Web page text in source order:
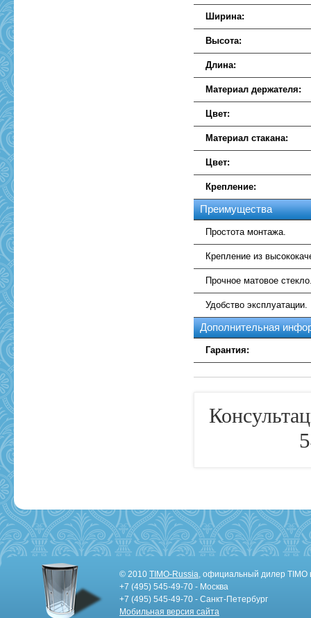
Ширина:
Высота:
Длина:
Материал держателя:
Цвет:
Материал стакана:
Цвет:
Крепление:
Преимущества
Простота монтажа.
Крепление из
Прочное матовое
Удобство эксплуатации.
Дополнительная
Гарантия:
© 2010 TIMO-Russia, официальный дилер TIMO
+7 (495) 545-49-70 - Москва
+7 (495) 545-49-70 - Санкт-Петербург
Мобильная версия сайта